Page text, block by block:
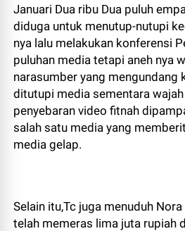
Januari Dua ribu Dua puluh
diduga untuk menutup-nutupi
nya lalu melakukan konferensi
puluhan media tetapi aneh nya
narasumber yang mengundang
ditutupi media sementara
penyebaran video fitnah
salah satu media yang
media gelap.
Selain itu,Tc juga menuduh
telah memeras lima juta rupiah